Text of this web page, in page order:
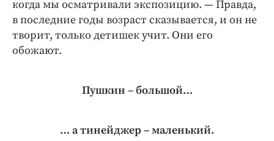
когда мы осматривали экспозицию. — Правда,
в последние годы возраст сказывается, и он не
творит, только детишек учит. Они его
обожают.
Пушкин – большой…
… а тинейджер – маленький.